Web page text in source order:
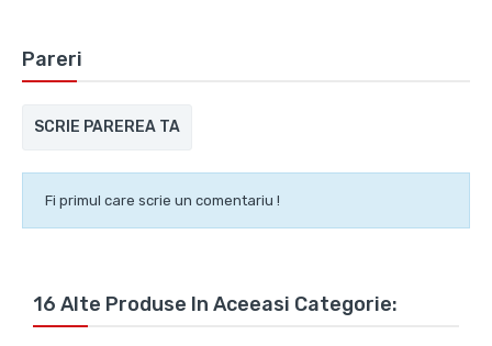
Pareri
SCRIE PAREREA TA
Fi primul care scrie un comentariu !
16 Alte Produse In Aceeasi Categorie: